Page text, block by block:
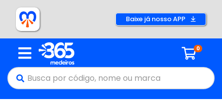
Baixe já nosso APP
0